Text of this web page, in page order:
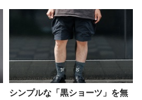
シンプルな「黒ショーツ」を無